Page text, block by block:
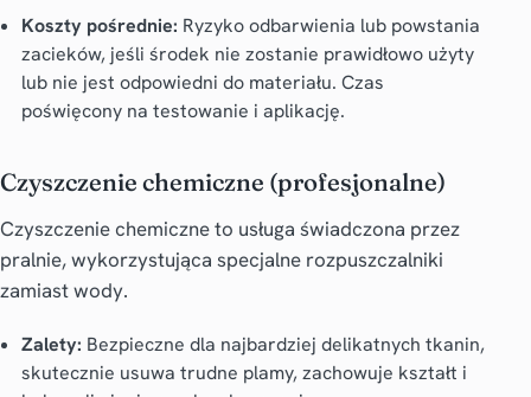
Koszty pośrednie: Ryzyko odbarwienia lub powstania
zacieków, jeśli środek nie zostanie prawidłowo użyty
lub nie jest odpowiedni do materiału. Czas
poświęcony na testowanie i aplikację.
Czyszczenie chemiczne (profesjonalne)
Czyszczenie chemiczne to usługa świadczona przez
pralnie, wykorzystująca specjalne rozpuszczalniki
zamiast wody.
Zalety: Bezpieczne dla najbardziej delikatnych tkanin,
skutecznie usuwa trudne plamy, zachowuje kształt i